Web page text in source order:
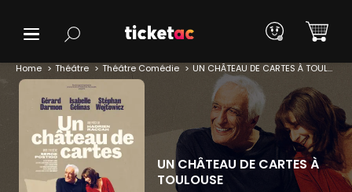
Home Théâtre Théâtre Comédie UN CHÂTEAU DE CARTES À TOULOUSE
UN CHÂTEAU DE CARTES À
TOULOUSE